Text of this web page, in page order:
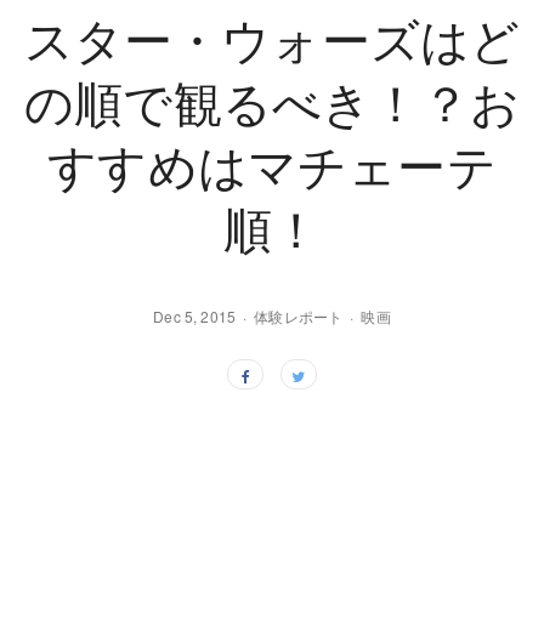
スター・ウォーズはど
の順で観るべき！？お
すすめはマチェーテ
順！
Dec 5, 2015 体験レポート 映画